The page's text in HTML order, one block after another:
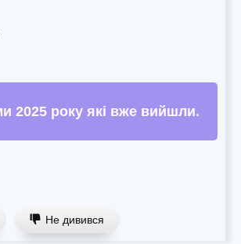
2025 року які вже вийшли.
Не дивився